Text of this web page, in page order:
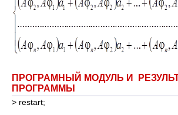
ПРОГРАМНЫЙ МОДУЛЬ И
ПРОГРАММЫ
> restart;